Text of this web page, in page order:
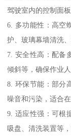
驾驶室内的控制面板
6. 多功能性：高空
护、玻璃幕墙清洗
7. 安全性高：配备
倾斜等，确保作业
8. 环保节能：部分
噪音和污染，适合
9. 适应性强：可根
吸盘、清洗装置等